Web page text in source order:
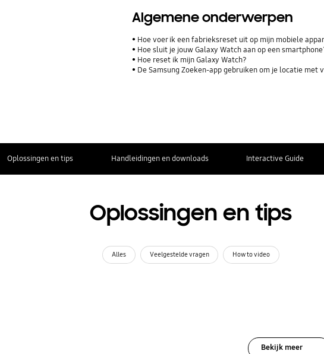
Algemene onderwerpen
Hoe voer ik een fabrieksreset uit op mijn mobiele
Hoe sluit je jouw Galaxy Watch aan op een
Hoe reset ik mijn Galaxy Watch?
De Samsung Zoeken-app gebruiken om je locatie
Oplossingen en tips Handleidingen en downloads Interactive Guide
Oplossingen en tips
Alles Veelgestelde vragen How to video
Bekijk meer